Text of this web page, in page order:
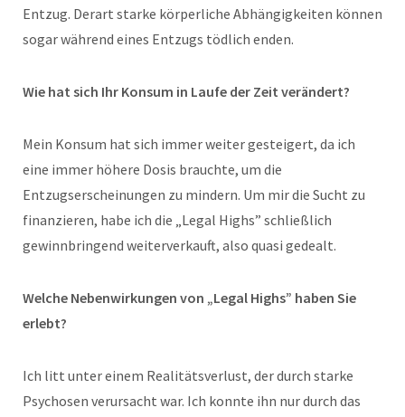
Entzug. Derart starke körperliche Abhängigkeiten können
sogar während eines Entzugs tödlich enden.
Wie hat sich Ihr Konsum in Laufe der Zeit verändert?
Mein Konsum hat sich immer weiter gesteigert, da ich
eine immer höhere Dosis brauchte, um die
Entzugserscheinungen zu mindern. Um mir die Sucht zu
finanzieren, habe ich die „Legal Highs” schließlich
gewinnbringend weiterverkauft, also quasi gedealt.
Welche Nebenwirkungen von „Legal Highs” haben Sie
erlebt?
Ich litt unter einem Realitätsverlust, der durch starke
Psychosen verursacht war. Ich konnte ihn nur durch das